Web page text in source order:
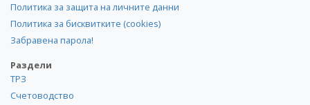
Политика за защита на личните данни
Политика за бисквитките (cookies)
Забравена парола!
Раздели
ТРЗ
Счетоводство